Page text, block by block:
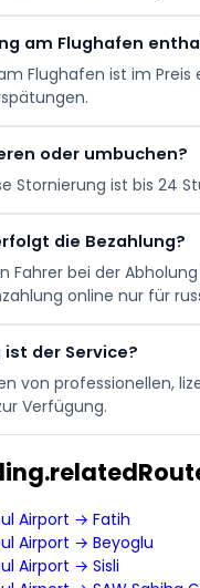
am Flughafen
Flughafen ist im
oder umbuchen?
Stornierung ist bis 24
die Bezahlung?
Fahrer bei der
online nur für
der Service?
von professionellen,
Verfügung.
Airport → Fatih
Airport → Beyoglu
Airport → Sisli